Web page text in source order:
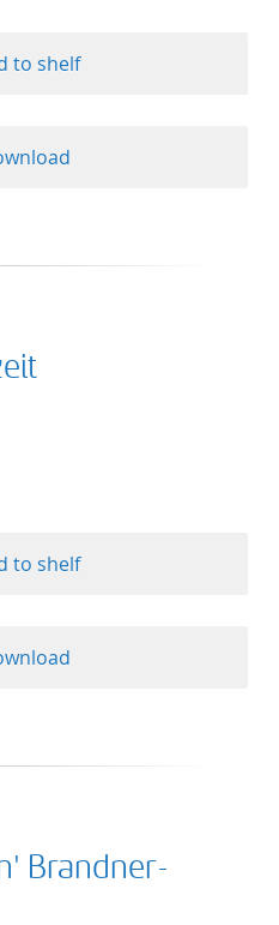
to shelf
to shelf
Brandner-